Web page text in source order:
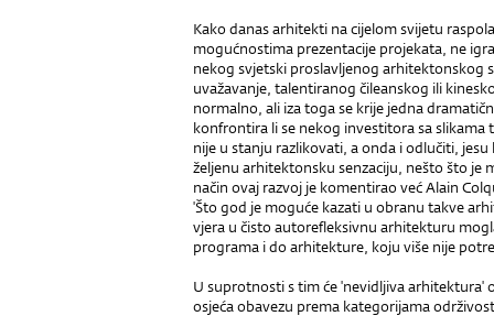
Kako danas arhitekti na cijelom svijetu
mogućnostima prezentacije projekata, ne
nekog svjetski proslavljenog arhitektonskog
uvažavanje, talentiranog čileanskog ili
normalno, ali iza toga se krije jedna
konfrontira li se nekog investitora sa
nije u stanju razlikovati, a onda i odlučiti,
željenu arhitektonsku senzaciju, nešto što je
način ovaj razvoj je komentirao već Alain
'Što god je moguće kazati u obranu takve
vjera u čisto autorefleksivnu arhitekturu
programa i do arhitekture, koju više nije
U suprotnosti s tim će 'nevidljiva
osjeća obavezu prema kategorijama